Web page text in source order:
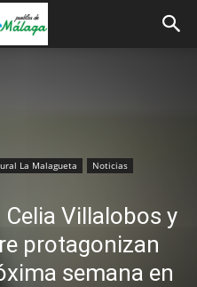
La Malagueta
Noticias
Villalobos y
protagonizan
semana en